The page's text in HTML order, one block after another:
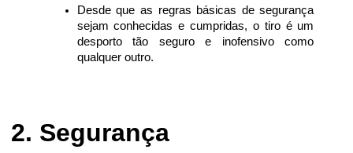
Desde que as regras básicas de segurança
sejam conhecidas e cumpridas, o tiro é um
desporto tão seguro e inofensivo como
qualquer outro.
Segurança